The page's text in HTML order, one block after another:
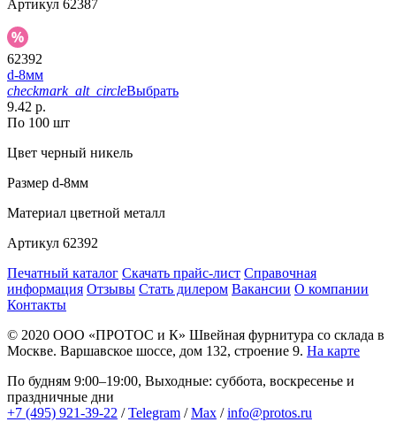
Артикул 62387
62392
d-8мм
checkmark_alt_circleВыбрать
9.42 р.
По 100 шт
Цвет черный никель
Размер d-8мм
Материал цветной металл
Артикул 62392
Печатный каталог Скачать прайс-лист Справочная
информация Отзывы Стать дилером Вакансии О компании
Контакты
© 2020 ООО «ПРОТОС и К» Швейная фурнитура со склада в
Москве. Варшавское шоссе, дом 132, строение 9. На карте
По будням 9:00–19:00, Выходные: суббота, воскресенье и
праздничные дни
+7 (495) 921-39-22 /Telegram /Max /info@protos.ru